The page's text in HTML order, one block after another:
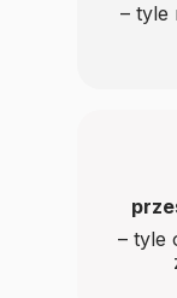
– tyle
– tyle